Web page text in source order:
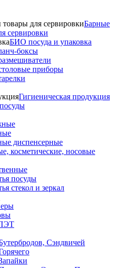
Барные
сервировки
БИО посуда и упаковка
боксы
приборы
Гигиеническая продукция
диспенсерные
косметические, носовые
посуды
стекол и зеркал
Сэндвичей